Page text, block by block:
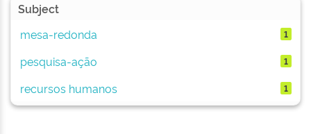
Subject
mesa-redonda
1
pesquisa-ação 1
recursos humanos 1